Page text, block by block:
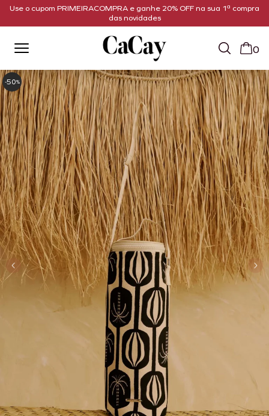
Use o cupom PRIMEIRACOMPRA e ganhe 20% OFF na sua 1ª compra
das novidades
0
-50%